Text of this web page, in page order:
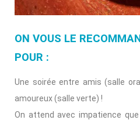
ON VOUS LE
POUR :
Une soirée entre amis (salle
amoureux (salle verte) !
On attend avec impatience